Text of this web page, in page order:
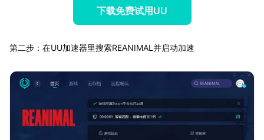
下载免费试用UU
第二步：在UU加速器里搜索REANIMAL并启动加速